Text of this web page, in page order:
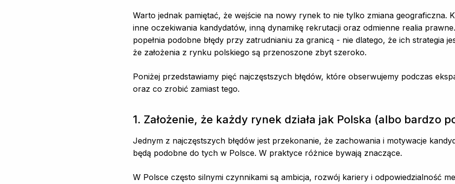
Warto jednak pamiętać, że wejście na nowy rynek to nie tylko zmiana geograficzna.
inne oczekiwania kandydatów, inną dynamikę rekrutacji oraz odmienne realia
popełnia podobne błędy przy zatrudnianiu za granicą - nie dlatego, że ich strategia
że założenia z rynku polskiego są przenoszone zbyt szeroko.
Poniżej przedstawiamy pięć najczęstszych błędów, które obserwujemy podczas
oraz co zrobić zamiast tego.
1. Założenie, że każdy rynek działa jak Polska (albo bardzo
Jednym z najczęstszych błędów jest przekonanie, że zachowania i motywacje
będą podobne do tych w Polsce. W praktyce różnice bywają znaczące.
W Polsce często silnymi czynnikami są ambicja, rozwój kariery i odpowiedzialność